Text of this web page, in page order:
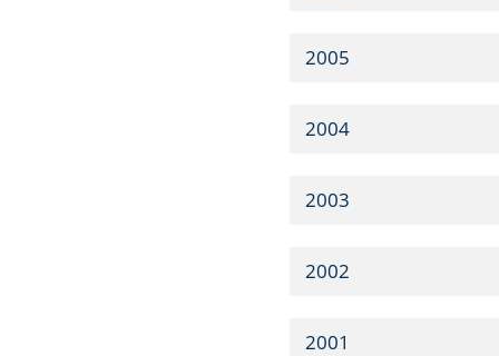
2005
2004
2003
2002
2001